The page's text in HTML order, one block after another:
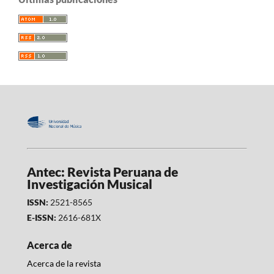
Antec: Revista Peruana de
Investigación Musical
ISSN: 2521-8565
E-ISSN: 2616-681X
Acerca de
Acerca de la revista